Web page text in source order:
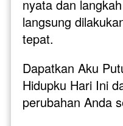
nyata dan
langsung
tepat.
Dapatkan Aku
Hidupku Hari Ini
perubahan Anda